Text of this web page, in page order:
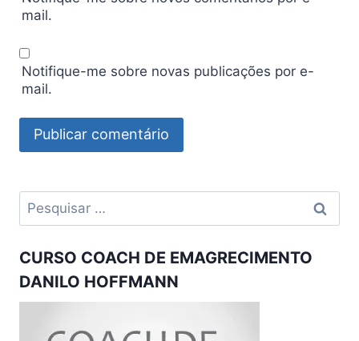
mail.
Notifique-me sobre novas publicações por e-
mail.
Pesquisar
por:
CURSO COACH DE EMAGRECIMENTO
DANILO HOFFMANN